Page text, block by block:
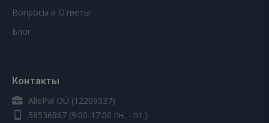
Вопросы и Ответы
Блог
Контакты
AllePal OÜ (12209337)
58536867 (9:00-17:00 пн. - пт.)